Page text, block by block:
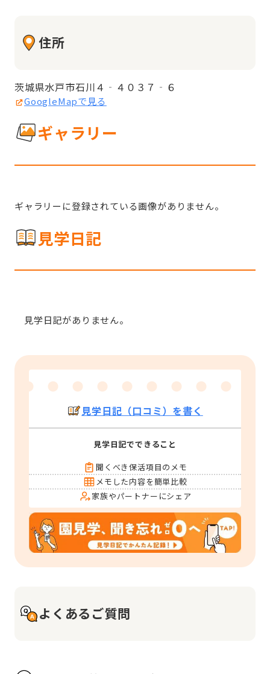
住所
茨城県水戸市石川４‐４０３７‐６
GoogleMapで見る
ギャラリー
ギャラリーに登録されている画像がありません。
見学日記
見学日記がありません。
見学日記（口コミ）を書く
見学日記でできること
聞くべき保活項目のメモ
メモした内容を簡単比較
家族やパートナーにシェア
よくあるご質問